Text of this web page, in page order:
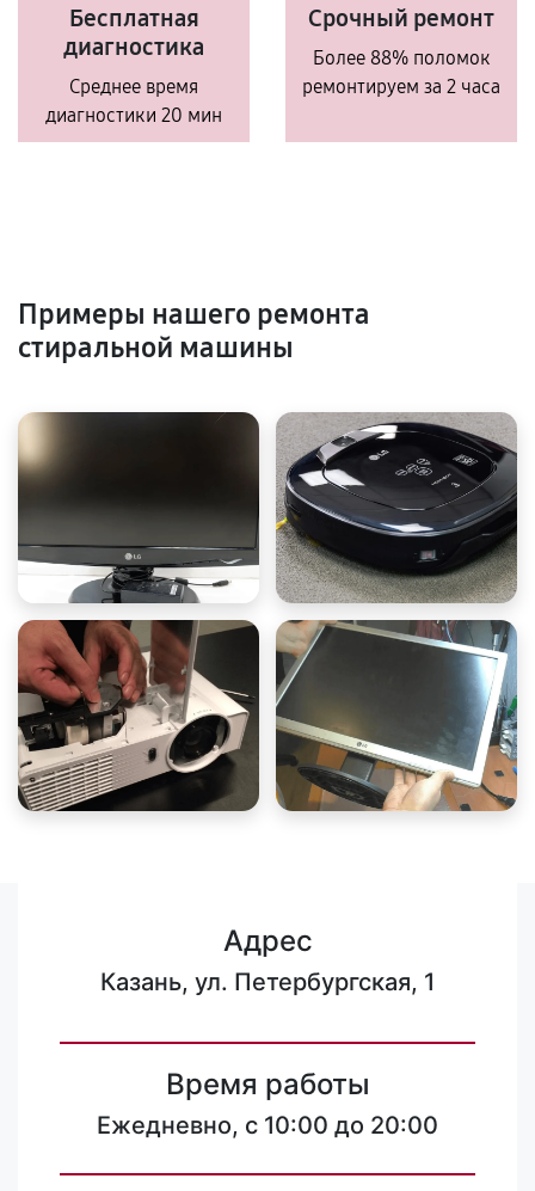
Бесплатная
диагностика
Среднее время
диагностики 20 мин
Срочный ремонт
Более 88% поломок
ремонтируем за 2 часа
Примеры нашего ремонта
стиральной машины
Адрес
Казань, ул. Петербургская, 1
Время работы
Ежедневно, с 10:00 до 20:00